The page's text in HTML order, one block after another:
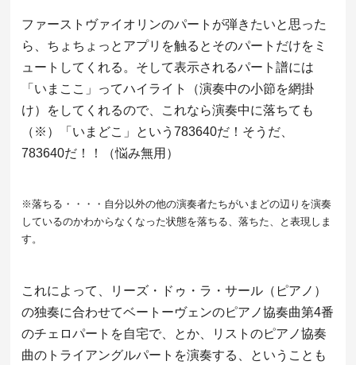
ファーストヴァイオリンのパートが弾きたいと思った
ら、ちょちょっとアプリを触るとそのパートだけをミ
ュートしてくれる。そして表示されるパート譜には
「いまここ」ってハイライト（演奏中の小節を網掛
け）をしてくれるので、これなら演奏中に落ちても
（※）「いまどこ」という783640だ！そうだ、
783640だ！！（悩み無用）
※落ちる・・・・自分以外の他の演奏者たちがいまどの辺りを演奏
しているのかわからなくなった状態を落ちる、落ちた、と表現しま
す。
これによって、リーズ・ドゥ・ラ・サール（ピアノ）
の独奏に合わせてベートーヴェンのピアノ協奏曲第4番
のチェロパートを自宅で、とか、リストのピアノ協奏
曲のトライアングルパートを演奏する、ということも